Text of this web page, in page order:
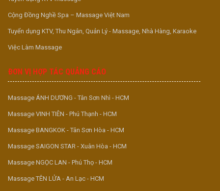
Cộng Đồng Nghề Spa – Massage Việt Nam
Tuyển dụng KTV, Thu Ngân, Quản Lý - Massage, Nhà Hàng, Karaoke
Việc Làm Massage
ĐƠN VỊ HỢP TÁC QUẢNG CÁO
Massage ÁNH DƯƠNG - Tân Sơn Nhì - HCM
Massage VINH TIÊN - Phú Thạnh - HCM
Massage BANGKOK - Tân Sơn Hòa - HCM
Massage SAIGON STAR - Xuân Hòa - HCM
Massage NGỌC LAN - Phú Thọ - HCM
Massage TÊN LỬA - An Lạc - HCM